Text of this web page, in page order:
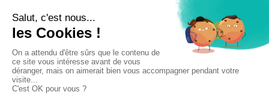
LIENS UTILES
Marchand approuvé par la Société des Avis Garantis,cliquez ici pour
vérifier.